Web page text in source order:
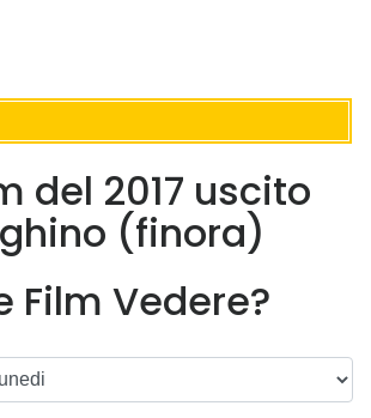
del 2017 uscito
(finora)
Film Vedere?